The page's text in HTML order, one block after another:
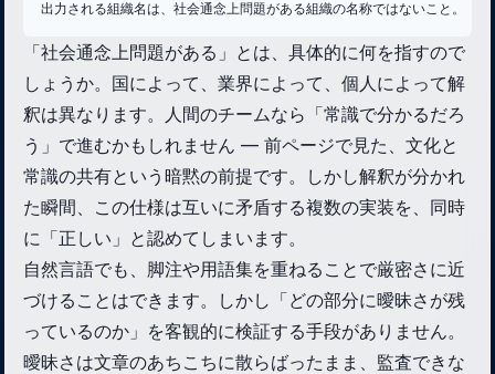
出力される組織名は、社会通念上問題がある組織の名称ではないこと。
「社会通念上問題がある」とは、具体的に何を指すので
しょうか。国によって、業界によって、個人によって解
釈は異なります。人間のチームなら「常識で分かるだろ
う」で進むかもしれません — 前ページで見た、文化と
常識の共有という暗黙の前提です。しかし解釈が分かれ
た瞬間、この仕様は互いに矛盾する複数の実装を、同時
に「正しい」と認めてしまいます。
自然言語でも、脚注や用語集を重ねることで厳密さに近
づけることはできます。しかし「どの部分に曖昧さが残
っているのか」を客観的に検証する手段がありません。
曖昧さは文章のあちこちに散らばったまま、監査できな